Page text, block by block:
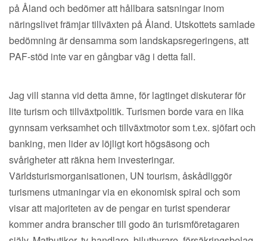
på Åland och bedömer att hållbara satsningar inom
näringslivet främjar tillväxten på Åland. Utskottets samlade
bedömning är densamma som landskapsregeringens, att
PAF-stöd inte var en gångbar väg i detta fall.
Jag vill stanna vid detta ämne, för lagtinget diskuterar för
lite turism och tillväxtpolitik. Turismen borde vara en lika
gynnsam verksamhet och tillväxtmotor som t.ex. sjöfart och
banking, men lider av löjligt kort högsäsong och
svårigheter att räkna hem investeringar.
Världsturismorganisationen, UN tourism, åskådliggör
turismens utmaningar via en ekonomisk spiral och som
visar att majoriteten av de pengar en turist spenderar
kommer andra branscher till godo än turismföretagaren